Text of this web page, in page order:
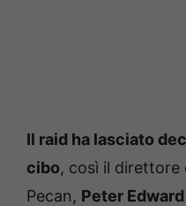
Il raid ha lasciato
cibo, così il direttore
Pecan, Peter Edward